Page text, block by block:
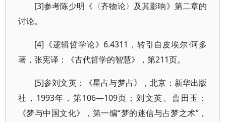
[3]参考陈少明《〈齐物论〉及其影响》第二章的
讨论。
[4]《逻辑哲学论》6.4311，转引自皮埃尔·阿多
著，张宪译：《古代哲学的智慧》，第211页。
[5]参刘文英：《星占与梦占》，北京：新华出版
社，1993年，第106—109页；刘文英、曹田玉：
《梦与中国文化》，第一编“梦的迷信与占梦之术”，